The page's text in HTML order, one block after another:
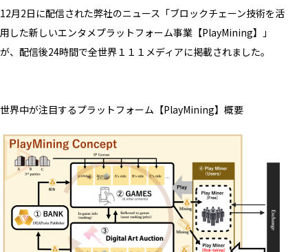
12月2日に配信された弊社のニュース「ブロックチェーン技術を活
用した新しいエンタメプラットフォーム事業【PlayMining】」
が、配信後24時間で全世界１１１メディアに掲載されました。
世界中が注目するプラットフォーム【PlayMining】概要